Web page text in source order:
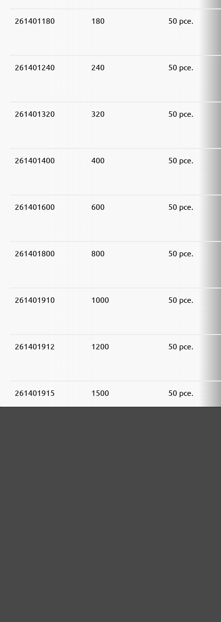
261401180 180 50 pce.
261401240 240 50 pce.
261401320 320 50 pce.
261401400 400 50 pce.
261401600 600 50 pce.
261401800 800 50 pce.
261401910 1000 50 pce.
261401912 1200 50 pce.
261401915 1500 50 pce.